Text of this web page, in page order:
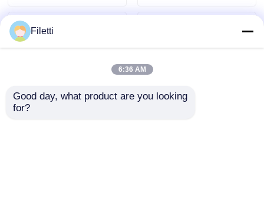
Filetti
6:36 AM
Good day, what product are you looking
for?